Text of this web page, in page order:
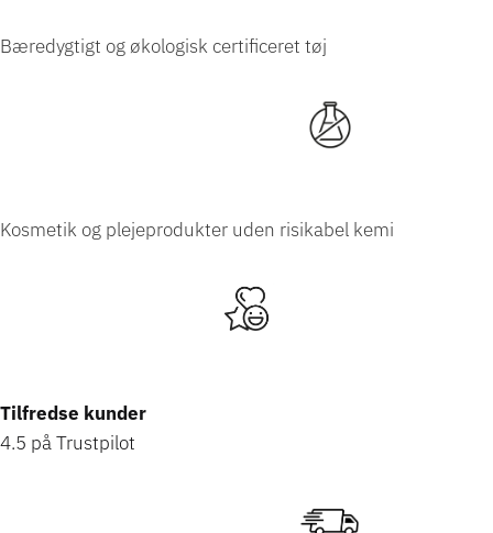
Bæredygtigt og økologisk certificeret tøj
Kosmetik og plejeprodukter uden risikabel kemi
Tilfredse kunder
4.5 på Trustpilot